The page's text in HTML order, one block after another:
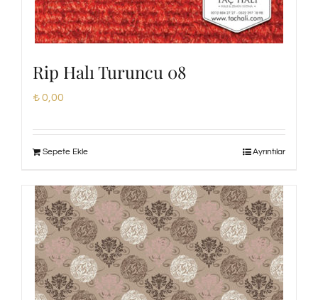
Rip Halı Turuncu 08
₺0,00
Sepete Ekle Ayrıntılar